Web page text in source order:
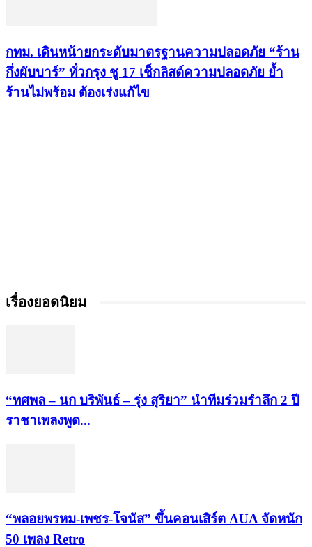
กทม. เดินหน้ายกระดับมาตรฐานความปลอดภัย “ร้าน
กึ่งผับบาร์” ทั่วกรุง ชู 17 เช็กลิสต์ความปลอดภัย ย้ำ
ร้านไม่พร้อม ต้องเร่งแก้ไข
เรื่องยอดนิยม
“ทศพล – นก บริพันธ์ – รุ่ง สุริยา” นำทีมร่วมรำลึก 2 ปี
ราชาเพลงพูด...
“พลอยพรหม-เพชร-โจนัส” ขึ้นคอนเสิร์ต AUA จัดหนัก
50 เพลง Retro